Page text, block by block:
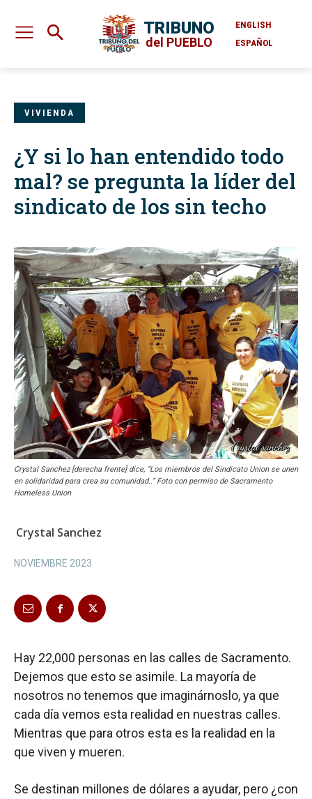
TRIBUNO
del PUEBLO
ENGLISH
ESPAÑOL
VIVIENDA
¿Y si lo han entendido todo
mal? se pregunta la líder del
sindicato de los sin techo
Crystal Sanchez [derecha frente] dice, “Los miembros del Sindicato Union se unen
en solidaridad para crea su comunidad..” Foto con permiso de Sacramento
Homeless Union
Crystal Sanchez
NOVIEMBRE 2023
Hay 22,000 personas en las calles de Sacramento.
Dejemos que esto se asimile. La mayoría de
nosotros no tenemos que imaginárnoslo, ya que
cada día vemos esta realidad en nuestras calles.
Mientras que para otros esta es la realidad en la
que viven y mueren.
Se destinan millones de dólares a ayudar, pero ¿con